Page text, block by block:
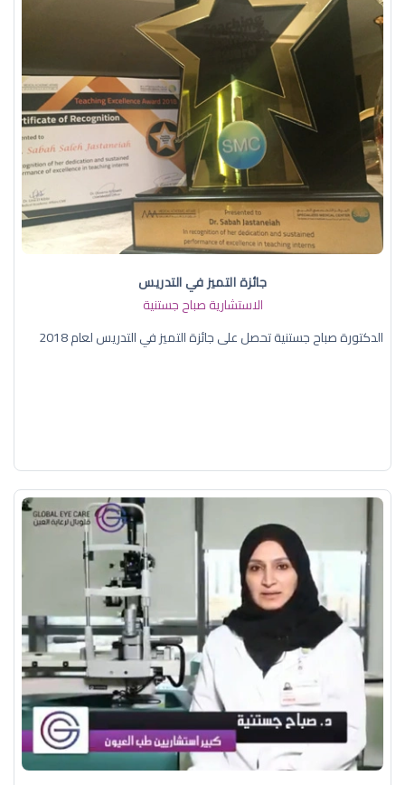
جائزة التميز في التدريس
الاستشارية صباح جستنية
الدكتورة صباح جستنية تحصل على جائزة التميز في التدريس لعام 2018